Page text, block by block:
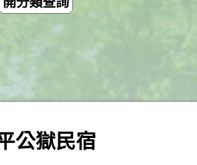
公獄民宿